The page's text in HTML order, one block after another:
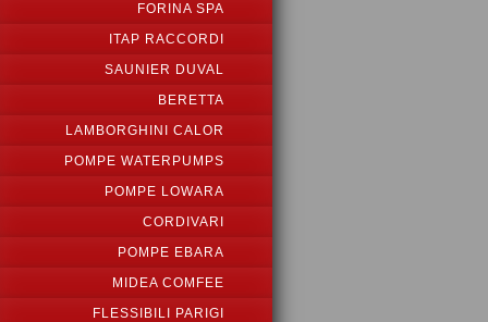
FORINA SPA
ITAP RACCORDI
SAUNIER DUVAL
BERETTA
LAMBORGHINI CALOR
POMPE WATERPUMPS
POMPE LOWARA
CORDIVARI
POMPE EBARA
MIDEA COMFEE
FLESSIBILI PARIGI